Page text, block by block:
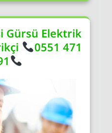
Gürsü Elektrik
0551 471